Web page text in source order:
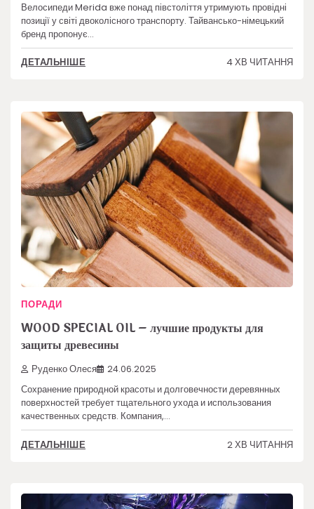
Велосипеди Merida вже понад півстоліття утримують провідні
позиції у світі двоколісного транспорту. Тайвансько-німецький
бренд пропонує…
ДЕТАЛЬНІШЕ 4 ХВ ЧИТАННЯ
ПОРАДИ
WOOD SPECIAL OIL – лучшие продукты для
защиты древесины
Руденко Олеся 24.06.2025
Сохранение природной красоты и долговечности деревянных
поверхностей требует тщательного ухода и использования
качественных средств. Компания,…
ДЕТАЛЬНІШЕ 2 ХВ ЧИТАННЯ